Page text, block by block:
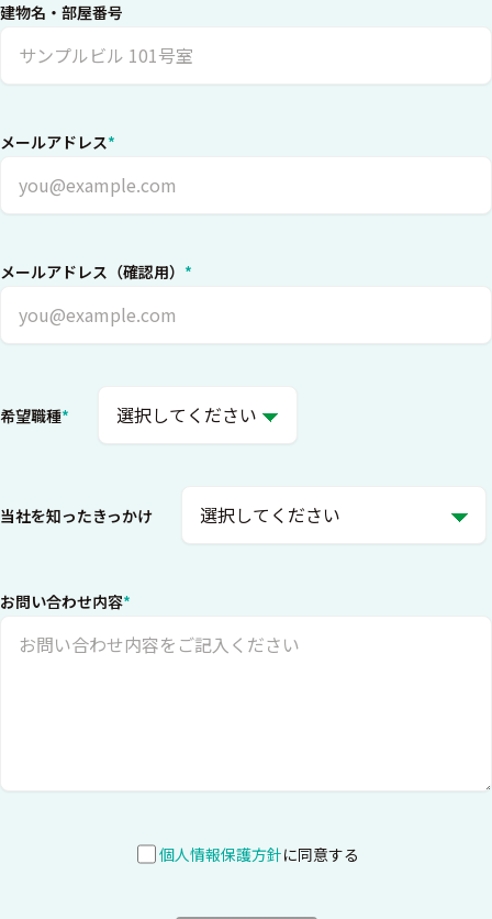
建物名・部屋番号
メールアドレス*
メールアドレス（確認用） *
希望職種*
当社を知ったきっかけ
お問い合わせ内容*
個人情報保護方針に同意する